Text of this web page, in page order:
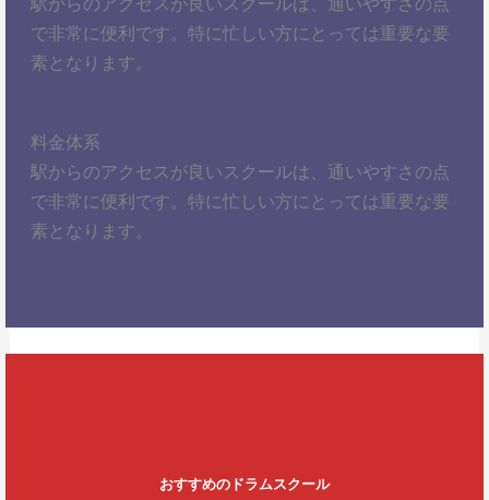
で非常に便利です。特に忙しい方にとっては重要な要
素となります。
料金体系
駅からのアクセスが良いスクールは、通いやすさの点
で非常に便利です。特に忙しい方にとっては重要な要
素となります。
おすすめのドラムスクール